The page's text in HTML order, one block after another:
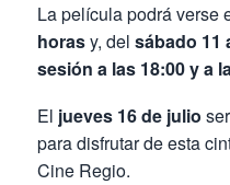
La película podrá verse
horasy, del sábado 11
sesión a las 18:00 y a
El jueves 16 de julio
para disfrutar de esta
Cine Regio.